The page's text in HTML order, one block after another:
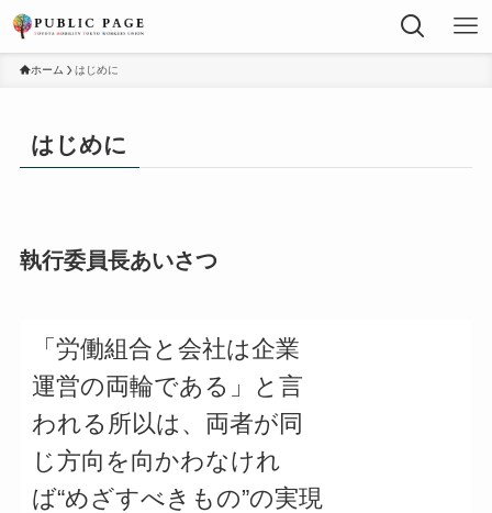
ホーム はじめに
はじめに
執行委員長あいさつ
「労働組合と会社は企業
運営の両輪である」と言
われる所以は、両者が同
じ方向を向かわなけれ
ば“めざすべきもの”の実現